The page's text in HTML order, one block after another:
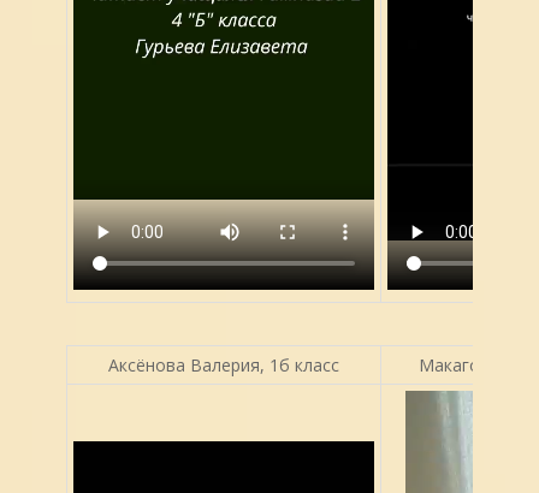
Аксёнова Валерия, 1б класс Макагонова